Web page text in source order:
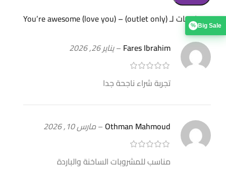
6 مراجعات لـ
(outlet only) – You’re awesome (love you)
Fares Ibrahim
–يناير 26, 2026
تجربة شراء ناجحة جدا
Othman Mahmoud
–مارس 10, 2026
مناسب للمشروبات الساخنة والباردة
% Big Sale